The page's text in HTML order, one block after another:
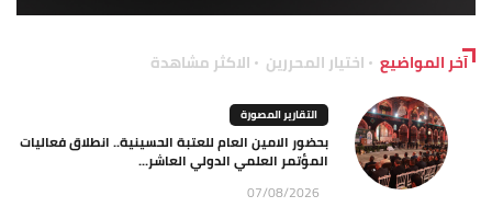
آخر المواضيع اختيار المحررين الاكثر مشاهدة
التقارير المصورة
بحضور الامين العام للعتبة الحسينية.. انطلاق فعاليات
المؤتمر العلمي الدولي العاشر...
07/08/2026